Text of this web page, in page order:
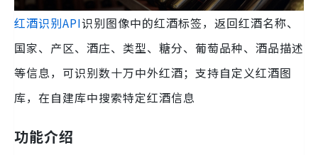
红酒识别API识别图像中的红酒标签，返回红酒名称、
国家、产区、酒庄、类型、糖分、葡萄品种、酒品描述
等信息，可识别数十万中外红酒；支持自定义红酒图
库，在自建库中搜索特定红酒信息
功能介绍